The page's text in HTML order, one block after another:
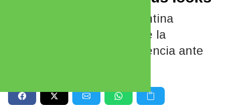
De Anto Roccuzzo a Valentina
Cervantes: las mujeres de la
Selección marcaron tendencia ante